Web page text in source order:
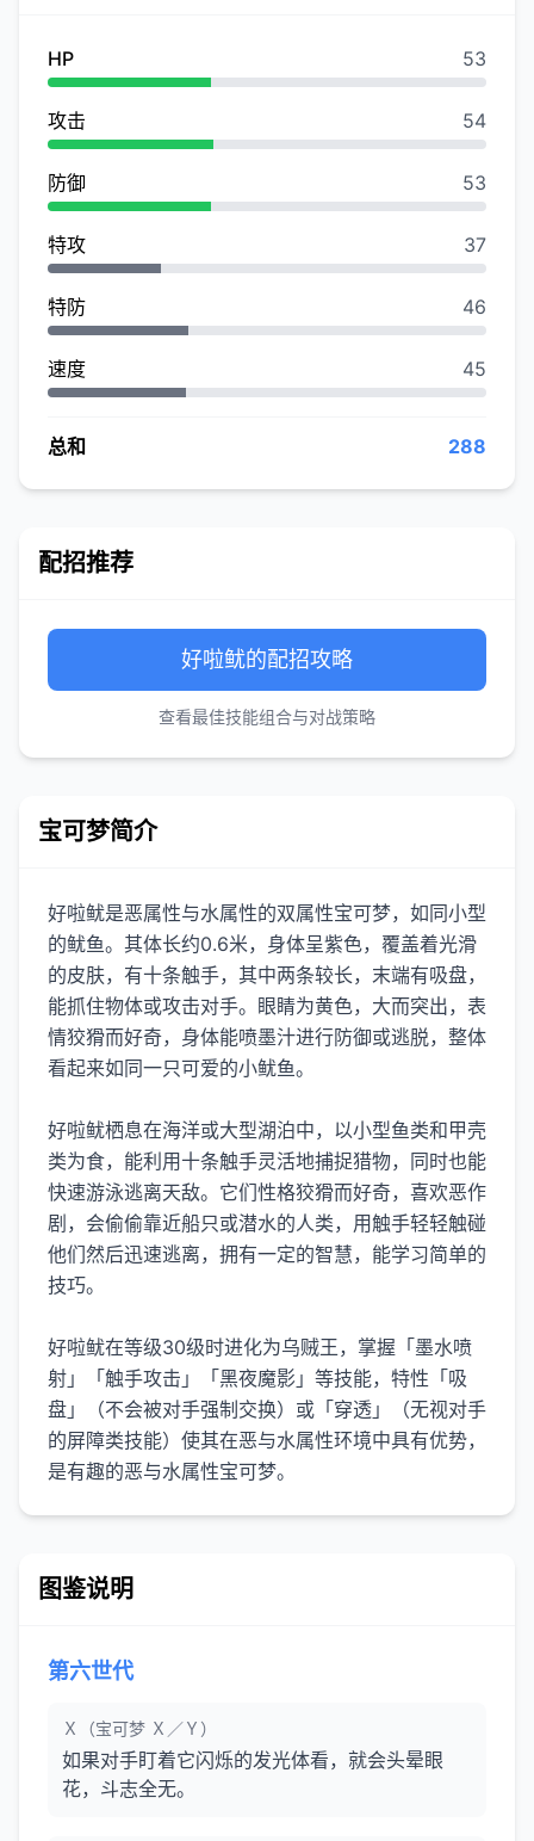
HP 53
攻击 54
防御 53
特攻 37
特防 46
速度 45
总和 288
配招推荐
好啦鱿的配招攻略
查看最佳技能组合与对战策略
宝可梦简介
好啦鱿是恶属性与水属性的双属性宝可梦，如同小型
的鱿鱼。其体长约0.6米，身体呈紫色，覆盖着光滑
的皮肤，有十条触手，其中两条较长，末端有吸盘，
能抓住物体或攻击对手。眼睛为黄色，大而突出，表
情狡猾而好奇，身体能喷墨汁进行防御或逃脱，整体
看起来如同一只可爱的小鱿鱼。
好啦鱿栖息在海洋或大型湖泊中，以小型鱼类和甲壳
类为食，能利用十条触手灵活地捕捉猎物，同时也能
快速游泳逃离天敌。它们性格狡猾而好奇，喜欢恶作
剧，会偷偷靠近船只或潜水的人类，用触手轻轻触碰
他们然后迅速逃离，拥有一定的智慧，能学习简单的
技巧。
好啦鱿在等级30级时进化为乌贼王，掌握「墨水喷
射」「触手攻击」「黑夜魔影」等技能，特性「吸
盘」（不会被对手强制交换）或「穿透」（无视对手
的屏障类技能）使其在恶与水属性环境中具有优势，
是有趣的恶与水属性宝可梦。
图鉴说明
第六世代
Ｘ（宝可梦 Ｘ／Ｙ）
如果对手盯着它闪烁的发光体看，就会头晕眼
花，斗志全无。